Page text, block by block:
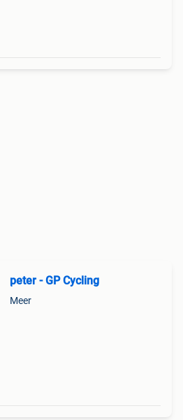
peter - GP Cycling
Meer